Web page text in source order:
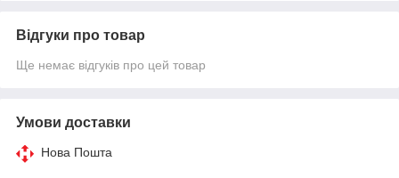
Відгуки про товар
Ще немає відгуків про цей товар
Умови доставки
Нова Пошта